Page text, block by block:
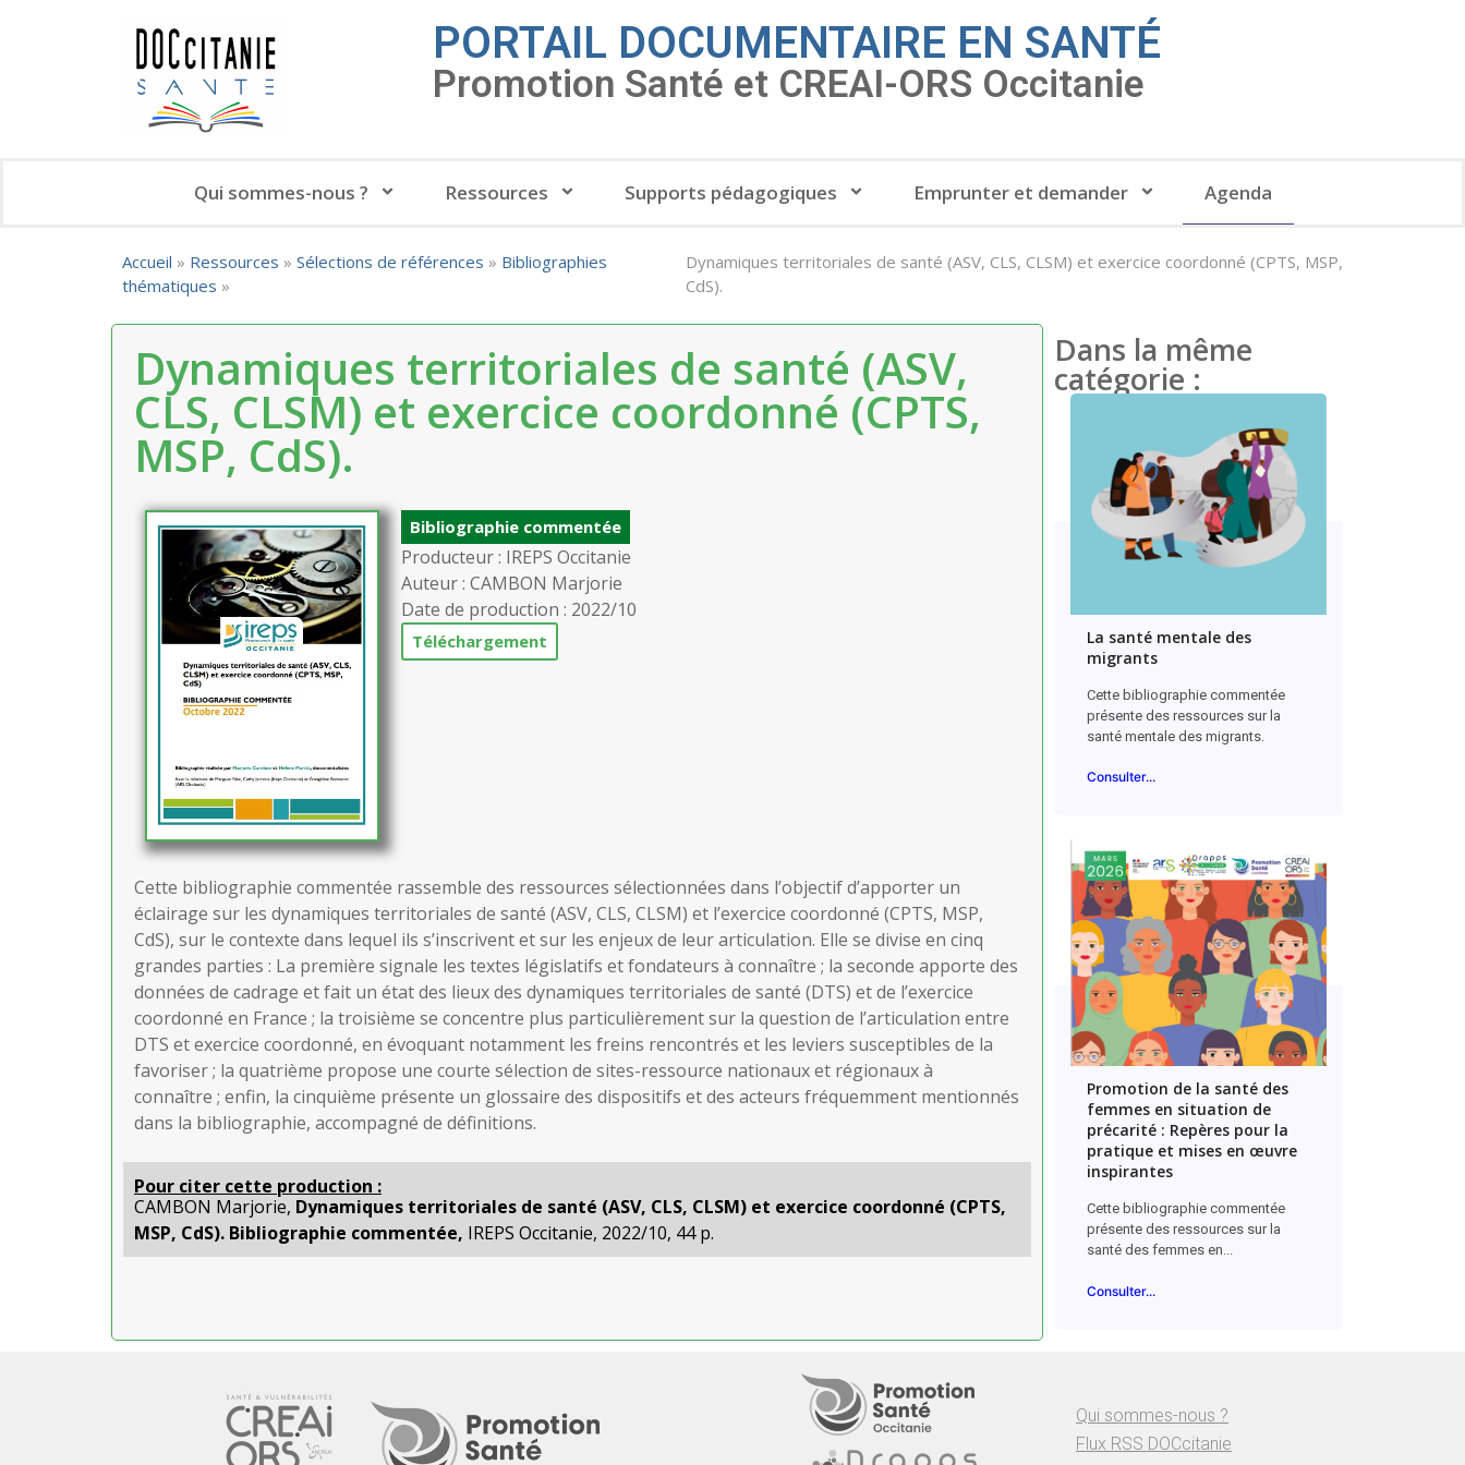
PORTAIL DOCUMENTAIRE EN SANTÉ
Promotion Santé et CREAI-ORS Occitanie
Qui sommes-nous ? Ressources Supports pédagogiques Emprunter et demander Agenda
Accueil » Ressources » Sélections de références » Bibliographies
thématiques »
Dynamiques territoriales de santé (ASV, CLS, CLSM) et exercice coordonné (CPTS, MSP,
CdS).
Dynamiques territoriales de santé (ASV,
CLS, CLSM) et exercice coordonné (CPTS,
MSP, CdS).
Bibliographie commentée
Producteur : IREPS Occitanie
Auteur : CAMBON Marjorie
Date de production : 2022/10
Téléchargement
Cette bibliographie commentée rassemble des ressources sélectionnées dans l’objectif d’apporter un
éclairage sur les dynamiques territoriales de santé (ASV, CLS, CLSM) et l’exercice coordonné (CPTS, MSP,
CdS), sur le contexte dans lequel ils s’inscrivent et sur les enjeux de leur articulation. Elle se divise en cinq
grandes parties : La première signale les textes législatifs et fondateurs à connaître ; la seconde apporte des
données de cadrage et fait un état des lieux des dynamiques territoriales de santé (DTS) et de l’exercice
coordonné en France ; la troisième se concentre plus particulièrement sur la question de l’articulation entre
DTS et exercice coordonné, en évoquant notamment les freins rencontrés et les leviers susceptibles de la
favoriser ; la quatrième propose une courte sélection de sites-ressource nationaux et régionaux à
connaître ; enfin, la cinquième présente un glossaire des dispositifs et des acteurs fréquemment mentionnés
dans la bibliographie, accompagné de définitions.
Pour citer cette production :
CAMBON Marjorie, Dynamiques territoriales de santé (ASV, CLS, CLSM) et exercice coordonné (CPTS,
MSP, CdS). Bibliographie commentée, IREPS Occitanie, 2022/10, 44 p.
Dans la même
catégorie :
La santé mentale des
migrants
Cette bibliographie commentée
présente des ressources sur la
santé mentale des migrants.
Consulter...
Promotion de la santé des
femmes en situation de
précarité : Repères pour la
pratique et mises en œuvre
inspirantes
Cette bibliographie commentée
présente des ressources sur la
santé des femmes en...
Consulter...
Qui sommes-nous ?
Flux RSS DOCcitanie